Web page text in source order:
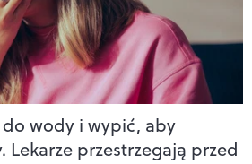
wody i wypić, aby
Lekarze przestrzegają przed